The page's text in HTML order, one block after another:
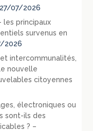
27/07/2026
les principaux
survenus en
2026
intercommunalités,
nouvelle
citoyennes
électroniques ou
sont-ils des
? –